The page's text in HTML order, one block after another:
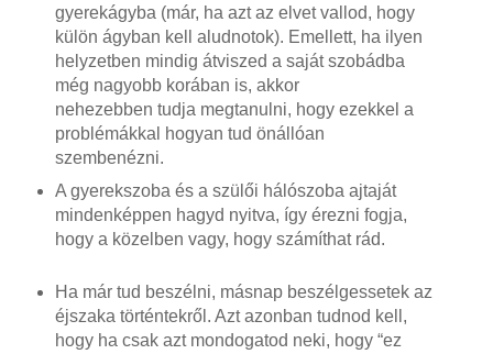
gyerekágyba (már, ha azt az elvet vallod, hogy
külön ágyban kell aludnotok). Emellett, ha ilyen
helyzetben mindig átviszed a saját szobádba
még nagyobb korában is, akkor
nehezebben tudja megtanulni, hogy ezekkel a
problémákkal hogyan tud önállóan
szembenézni.
A gyerekszoba és a szülői hálószoba ajtaját
mindenképpen hagyd nyitva, így érezni fogja,
hogy a közelben vagy, hogy számíthat rád.
Ha már tud beszélni, másnap beszélgessetek az
éjszaka történtekről. Azt azonban tudnod kell,
hogy ha csak azt mondogatod neki, hogy “ez